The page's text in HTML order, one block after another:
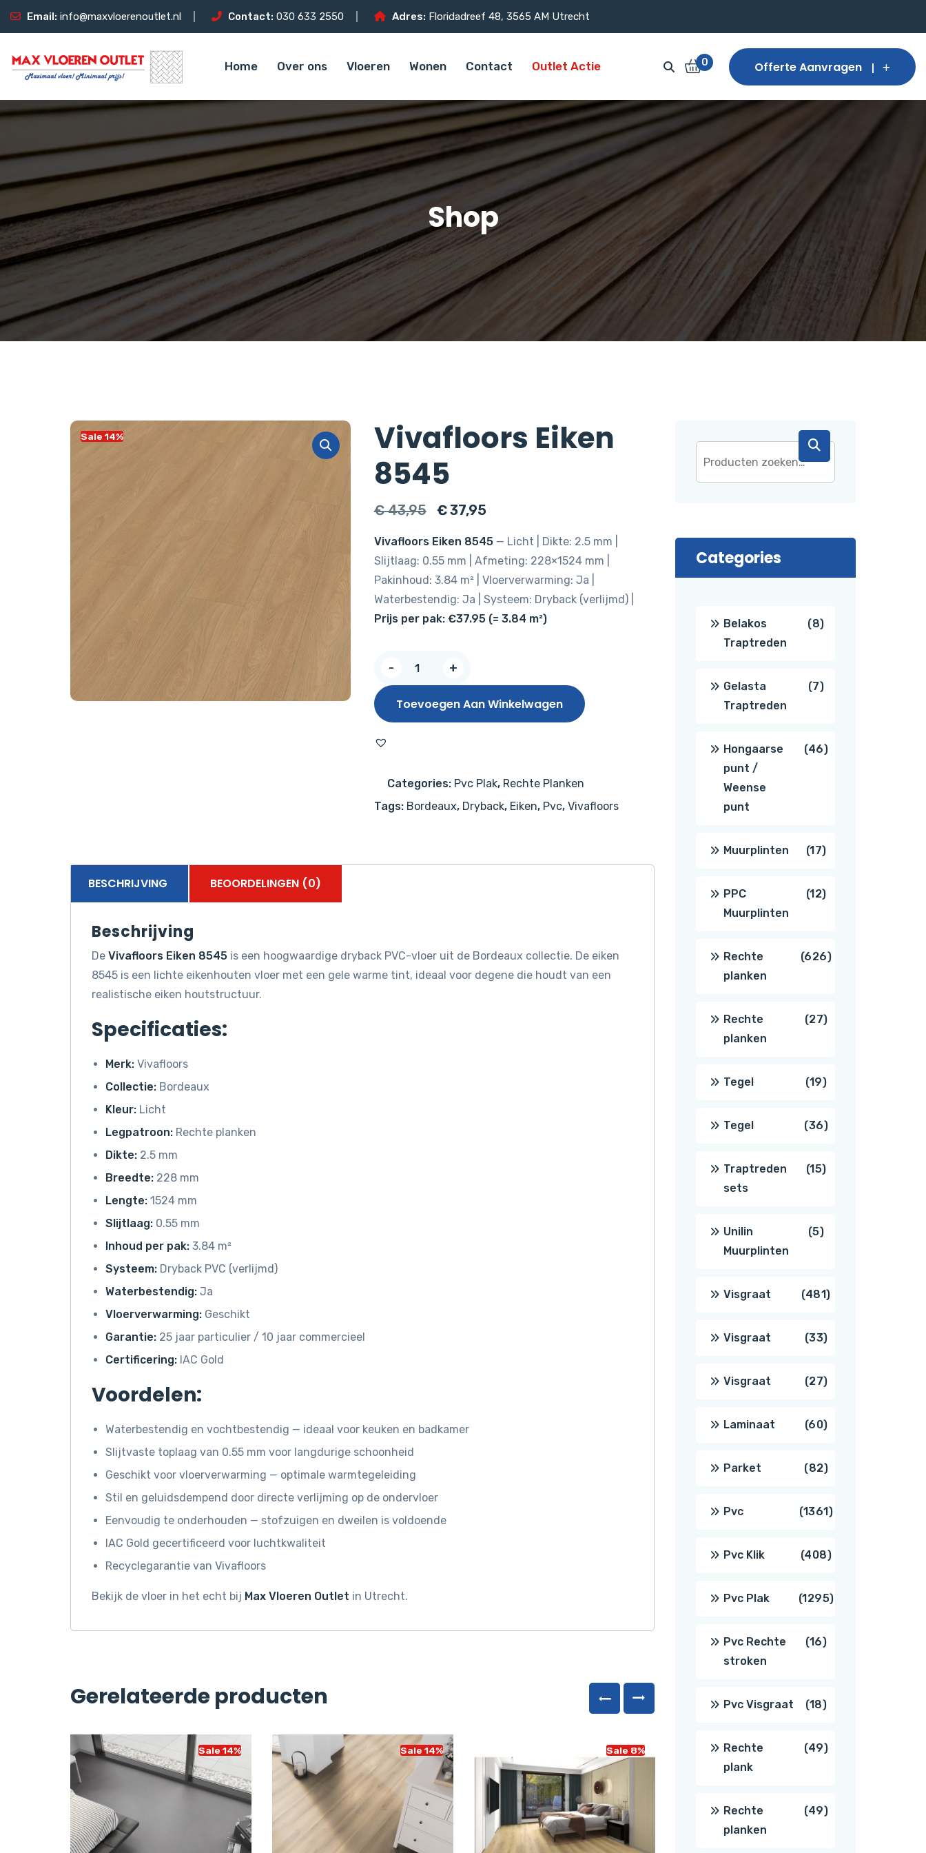
Email: info@maxvloerenoutlet.nl Contact: 030 633 2550 Adres: Floridadreef 48, 3565 AM Utrecht
Home Over ons Vloeren Wonen Contact Outlet Actie 0 Offerte Aanvragen
Shop
Sale 14%
Vivafloors Eiken
8545
€43,95
Oorspronkelijke
was:
€ 43,95.
€37,95Huidige
is:
€ 37,95.
Vivafloors Eiken 8545— Licht | Dikte: 2.5 mm |
Slijtlaag: 0.55 mm | Afmeting: 228×1524 mm |
Pakinhoud: 3.84 m² | Vloerverwarming: Ja |
Waterbestendig: Ja | Systeem: Dryback (verlijmd) |
Prijs per pak: €37.95 (= 3.84 m²)
-
8545
aantal
+
Toevoegen Aan Winkelwagen
Categories: Pvc Plak, Rechte Planken
Tags: Bordeaux, Dryback, Eiken, Pvc, Vivafloors
BESCHRIJVING BEOORDELINGEN (0)
Beschrijving
De Vivafloors Eiken 8545 is een hoogwaardige dryback PVC-vloer uit de Bordeaux collectie. De eiken
8545 is een lichte eikenhouten vloer met een gele warme tint, ideaal voor degene die houdt van een
realistische eiken houtstructuur.
Specificaties:
Merk: Vivafloors
Collectie: Bordeaux
Kleur: Licht
Legpatroon: Rechte planken
Dikte: 2.5 mm
Breedte: 228 mm
Lengte: 1524 mm
Slijtlaag: 0.55 mm
Inhoud per pak: 3.84 m²
Systeem: Dryback PVC (verlijmd)
Waterbestendig: Ja
Vloerverwarming: Geschikt
Garantie: 25 jaar particulier / 10 jaar commercieel
Certificering: IAC Gold
Voordelen:
Waterbestendig en vochtbestendig — ideaal voor keuken en badkamer
Slijtvaste toplaag van 0.55 mm voor langdurige schoonheid
Geschikt voor vloerverwarming — optimale warmtegeleiding
Stil en geluidsdempend door directe verlijming op de ondervloer
Eenvoudig te onderhouden — stofzuigen en dweilen is voldoende
IAC Gold gecertificeerd voor luchtkwaliteit
Recyclegarantie van Vivafloors
Bekijk de vloer in het echt bij Max Vloeren Outlet in Utrecht.
Gerelateerde producten
Sale 14% Sale 14% Sale 8% Sale 8%
Categories
Belakos
Traptreden
88
Gelasta
Traptreden
77
Hongaarse
punt /
Weense
punt
4646
Muurplinten 1717
producten
PPC
Muurplinten
1212
Rechte
planken
626626
Rechte
planken
2727
Tegel 1919
producten
Tegel 3636
producten
Traptreden
sets
1515
Unilin
Muurplinten
55
Visgraat 481481
Visgraat 3333
producten
Visgraat 2727
producten
Laminaat 6060
producten
Parket 8282
producten
Pvc 13611361
producten
Pvc Klik 408408
producten
Pvc Plak 12951295
Pvc Rechte
stroken
1616
Pvc Visgraat 1818
producten
Rechte
plank
4949
Rechte
planken
4949